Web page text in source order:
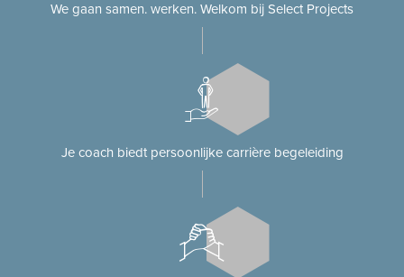
We gaan samen. werken. Welkom bij Select Projects
Je coach biedt persoonlijke carrière begeleiding